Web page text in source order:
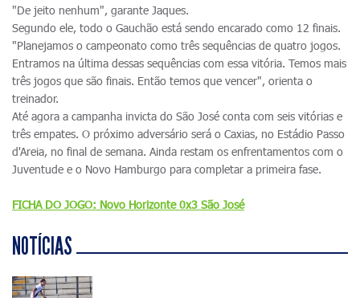
"De jeito nenhum", garante Jaques.
Segundo ele, todo o Gauchão está sendo encarado como 12 finais.
"Planejamos o campeonato como três sequências de quatro jogos.
Entramos na última dessas sequências com essa vitória. Temos mais
três jogos que são finais. Então temos que vencer", orienta o
treinador.
Até agora a campanha invicta do São José conta com seis vitórias e
três empates. O próximo adversário será o Caxias, no Estádio Passo
d'Areia, no final de semana. Ainda restam os enfrentamentos com o
Juventude e o Novo Hamburgo para completar a primeira fase.
FICHA DO JOGO: Novo Horizonte 0x3 São José
NOTÍCIAS